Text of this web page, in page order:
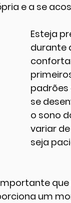
e a se
Esteja
durante
padrões
se
o sono
variar
seja
um